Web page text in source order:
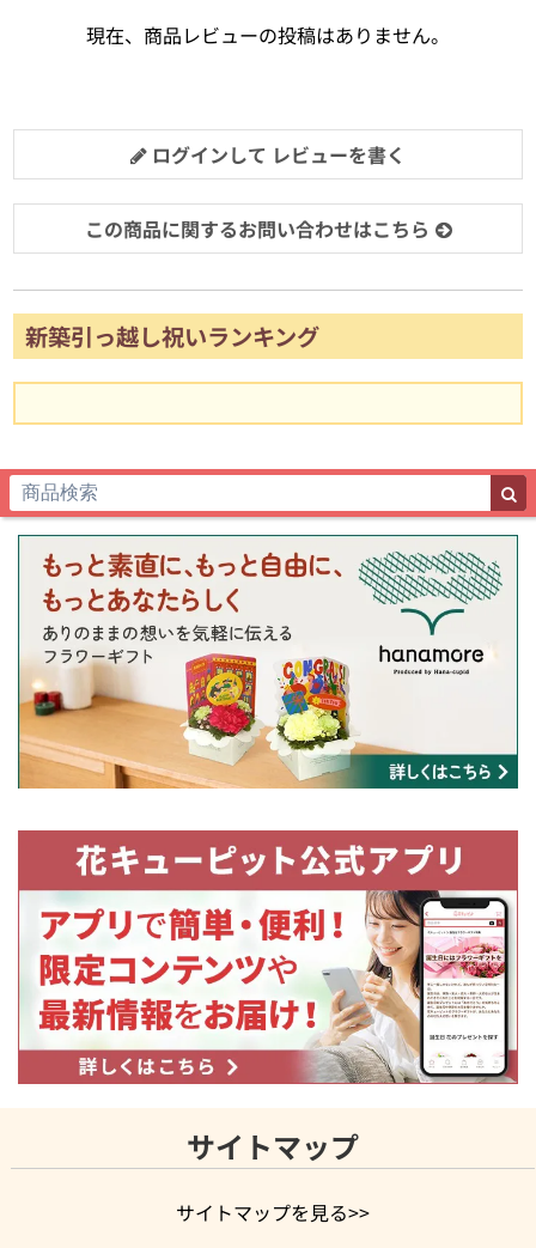
現在、商品レビューの投稿はありません。
ログインして レビューを書く
この商品に関するお問い合わせはこちら
新築引っ越し祝いランキング
サイトマップ
サイトマップを見る>>